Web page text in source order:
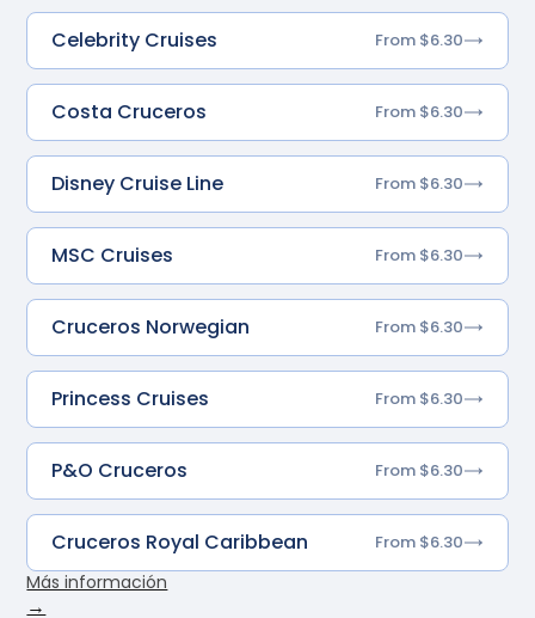
Celebrity Cruises From $6.30
Costa Cruceros From $6.30
Disney Cruise Line From $6.30
MSC Cruises From $6.30
Cruceros Norwegian From $6.30
Princess Cruises From $6.30
P&O Cruceros From $6.30
Cruceros Royal Caribbean From $6.30
Más información
→